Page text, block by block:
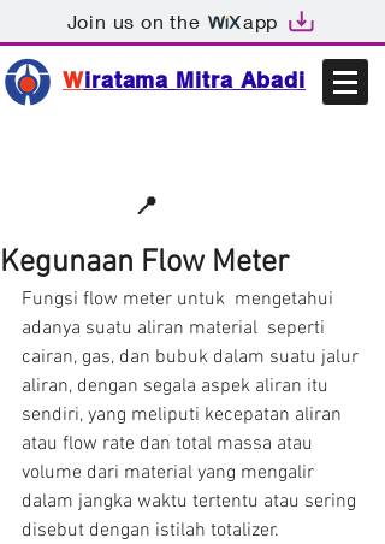
Join us on the app
Wiratama Mitra Abadi
📍
Kegunaan Flow Meter
Fungsi flow meter untuk  mengetahui
adanya suatu aliran material  seperti
cairan, gas, dan bubuk dalam suatu jalur
aliran, dengan segala aspek aliran itu
sendiri, yang meliputi kecepatan aliran
atau flow rate dan total massa atau
volume dari material yang mengalir
dalam jangka waktu tertentu atau sering
disebut dengan istilah totalizer.